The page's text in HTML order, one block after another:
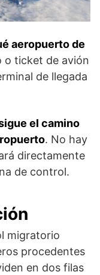
aeropuerto de
o ticket de avión
de llegada
el camino
. No hay
directamente
de control.
migratorio
procedentes
en dos filas